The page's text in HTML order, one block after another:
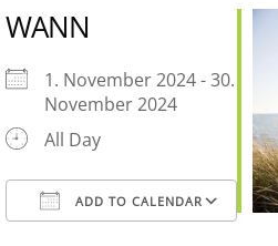
WANN
1. November 2024 - 30.
November 2024
All Day
ADD TO CALENDAR